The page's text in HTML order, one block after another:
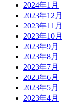
2024年1月
2023年12月
2023年11月
2023年10月
2023年9月
2023年8月
2023年7月
2023年6月
2023年5月
2023年4月